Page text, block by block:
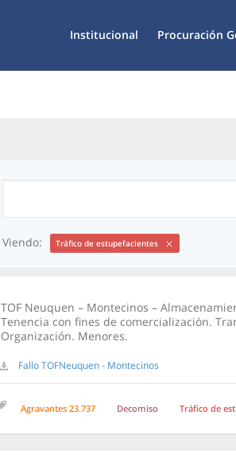
Institucional Procuración
Viendo: Tráfico de estupefacientes
TOF Neuquen – Montecinos –
Tenencia con fines de comercialización.
Organización. Menores.
Fallo TOFNeuquen - Montecinos
Agravantes 23.737 Decomiso Tráfico de